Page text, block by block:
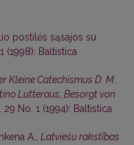
postilės sąsajos su
(1998): Baltistica
Kleine Catechismus D. M.
Lutteraus, Besorgt von
29 No. 1 (1994): Baltistica
A., Latviešu rakstības